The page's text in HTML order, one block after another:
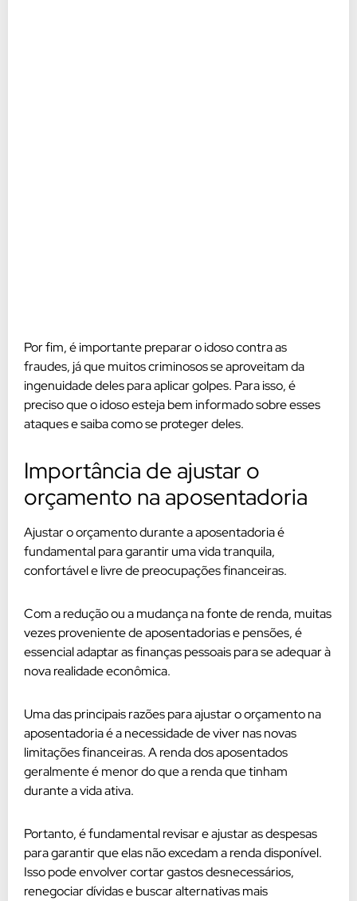
Por fim, é importante preparar o idoso contra as
fraudes, já que muitos criminosos se aproveitam da
ingenuidade deles para aplicar golpes. Para isso, é
preciso que o idoso esteja bem informado sobre esses
ataques e saiba como se proteger deles.
Importância de ajustar o
orçamento na aposentadoria
Ajustar o orçamento durante a aposentadoria é
fundamental para garantir uma vida tranquila,
confortável e livre de preocupações financeiras.
Com a redução ou a mudança na fonte de renda, muitas
vezes proveniente de aposentadorias e pensões, é
essencial adaptar as finanças pessoais para se adequar à
nova realidade econômica.
Uma das principais razões para ajustar o orçamento na
aposentadoria é a necessidade de viver nas novas
limitações financeiras. A renda dos aposentados
geralmente é menor do que a renda que tinham
durante a vida ativa.
Portanto, é fundamental revisar e ajustar as despesas
para garantir que elas não excedam a renda disponível.
Isso pode envolver cortar gastos desnecessários,
renegociar dívidas e buscar alternativas mais